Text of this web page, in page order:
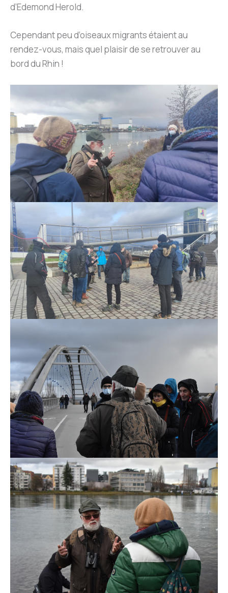
d’Edemond Herold.
Cependant peu d’oiseaux migrants étaient au
rendez-vous, mais quel plaisir de se retrouver au
bord du Rhin !